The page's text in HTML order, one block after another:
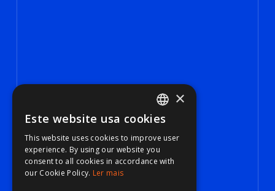
PORTUGUESE
ENGLISH
×
Este website usa cookies
This website uses cookies to improve user
experience. By using our website you
consent to all cookies in accordance with
our Cookie Policy. Ler mais